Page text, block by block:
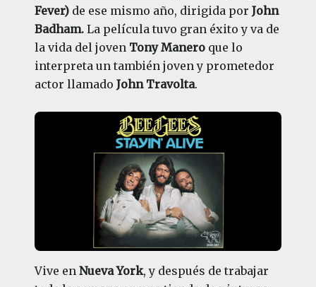
Fever) de ese mismo año, dirigida por John
Badham.La película tuvo gran éxito y va de
la vida del joven Tony Maneroque lo
interpreta un también joven y prometedor
actor llamado John Travolta.
Vive en Nueva York, y después de trabajar